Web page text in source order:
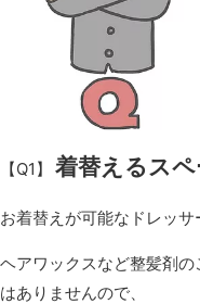
【Q1】 着替えるス
お着替えが可能なドレッサ
ヘアワックスなど整髪剤
はありませんので、